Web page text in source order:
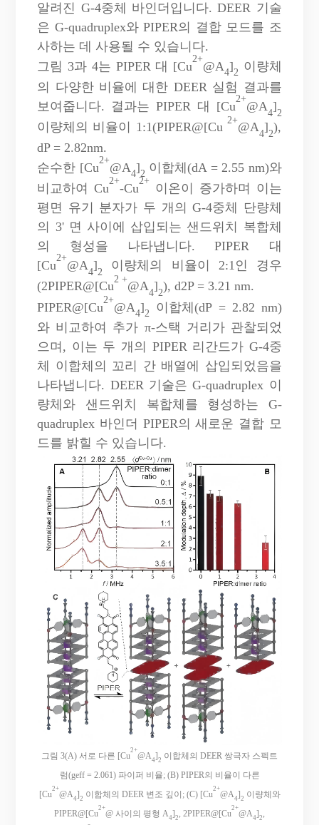
알려진 G-4중체 바인더입니다. DEER 기술
은 G-quadruplex와 PIPER의 결합 모드를 조
사하는 데 사용될 수 있습니다.
그림 3과 4는 PIPER 대 [Cu
2+
@A4]2 이량체
의 다양한 비율에 대한 DEER 실험 결과를
보여줍니다. 결과는 PIPER 대 [Cu
2+
@A4]2
이량체의 비율이 1:1(PIPER@[Cu
2+
@A4]2),
dP = 2.82nm.
순수한 [Cu
2+
@A4]2 이합체(dA = 2.55 nm)와
비교하여 Cu
2+
-Cu
2+
이온이 증가하며 이는
평면 유기 분자가 두 개의 G-4중체 단량체
의 3' 면 사이에 삽입되는 샌드위치 복합체
의 형성을 나타냅니다. PIPER 대
[Cu
2+
@A4]2
이량체의 비율이 2:1인 경우
(2PIPER@[Cu
2 +
@A4]2), d2P = 3.21 nm.
PIPER@[Cu
2+
@A4]2
이합체(dP = 2.82 nm)
와 비교하여 추가 π-스택 거리가 관찰되었
으며, 이는 두 개의 PIPER 리간드가 G-4중
체 이합체의 꼬리 간 배열에 삽입되었음을
나타냅니다. DEER 기술은 G-quadruplex 이
량체와 샌드위치 복합체를 형성하는 G-
quadruplex 바인더 PIPER의 새로운 결합 모
드를 밝힐 수 있습니다.
그림 3(A) 서로 다른 [Cu
2+
@A4] 2 이합체의 DEER 쌍극자 스펙트
럼(geff = 2.061) 파이퍼 비율; (B) PIPER의 비율이 다른
[Cu
2+
@A4] 2 이합체의 DEER 변조 깊이; (C) [Cu
2+
@A4] 2 이량체와
PIPER@[Cu
2+
@ 사이의 평형 A4] 2 , 2PIPER@[Cu
2+
@A4] 2 ,